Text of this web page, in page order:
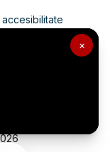
×
confidențialitate